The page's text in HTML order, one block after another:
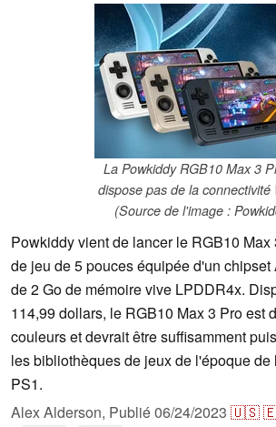
La Powkiddy RGB10 Max 3
dispose pas de la connectivité
(Source de l'image :
Powkiddy vient de lancer le RGB10
de jeu de 5 pouces équipée d'un
de 2 Go de mémoire vive LPDDR4x.
114,99 dollars, le RGB10 Max 3 Pro est
couleurs et devrait être suffisamment
les bibliothèques de jeux de l'époque de
PS1.
Alex Alderson, Publié06/24/2023 🇺🇸